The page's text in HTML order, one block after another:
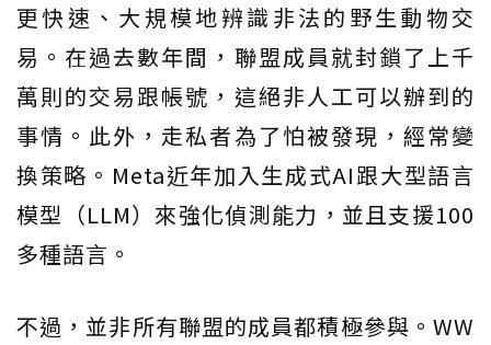
更快速、大規模地辨識非法的野生動物交
易。在過去數年間，聯盟成員就封鎖了上千
萬則的交易跟帳號，這絕非人工可以辦到的
事情。此外，走私者為了怕被發現，經常變
換策略。Meta近年加入生成式AI跟大型語言
模型（LLM）來強化偵測能力，並且支援100
多種語言。
不過，並非所有聯盟的成員都積極參與。WW